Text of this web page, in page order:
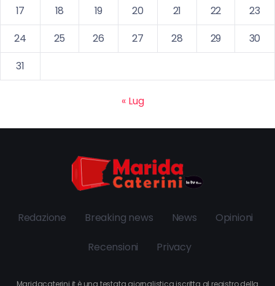
17
18 19 20 21 22
23
24
25 26 27 28 29
30
31
« Lug
Redazione Breaking news News Opinioni
Recensioni Privacy
Maridacaterini.it è una testata giornalistica iscritta al registro della